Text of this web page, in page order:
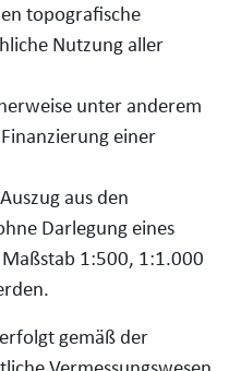
topografische
Nutzung aller
unter anderem
einer
aus den
Darlegung eines
1:500, 1:1.000
gemäß der